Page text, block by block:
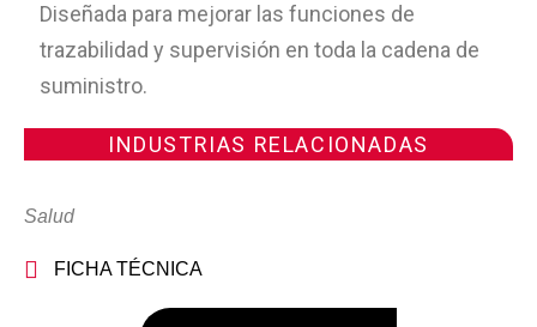
Diseñada para mejorar las funciones de
trazabilidad y supervisión en toda la cadena de
suministro.
INDUSTRIAS RELACIONADAS
Salud
FICHA TÉCNICA